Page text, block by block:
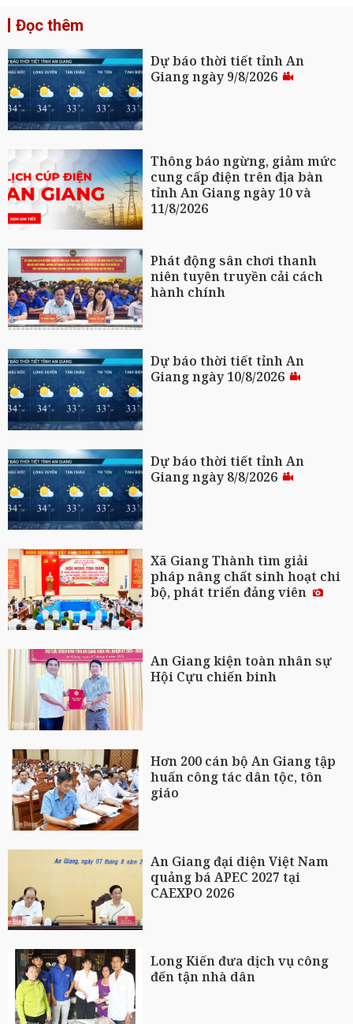
Đọc thêm
Dự báo thời tiết tỉnh An
Giang ngày 9/8/2026
Thông báo ngừng, giảm mức
cung cấp điện trên địa bàn
tỉnh An Giang ngày 10 và
11/8/2026
Phát động sân chơi thanh
niên tuyên truyền cải cách
hành chính
Dự báo thời tiết tỉnh An
Giang ngày 10/8/2026
Dự báo thời tiết tỉnh An
Giang ngày 8/8/2026
Xã Giang Thành tìm giải
pháp nâng chất sinh hoạt chi
bộ, phát triển đảng viên
An Giang kiện toàn nhân sự
Hội Cựu chiến binh
Hơn 200 cán bộ An Giang tập
huấn công tác dân tộc, tôn
giáo
An Giang đại diện Việt Nam
quảng bá APEC 2027 tại
CAEXPO 2026
Long Kiến đưa dịch vụ công
đến tận nhà dân